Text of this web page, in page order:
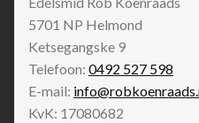
5701 NP Helmond
Ketsegangske 9
Telefoon: 0492 527 598
E-mail:
KvK: 17080682